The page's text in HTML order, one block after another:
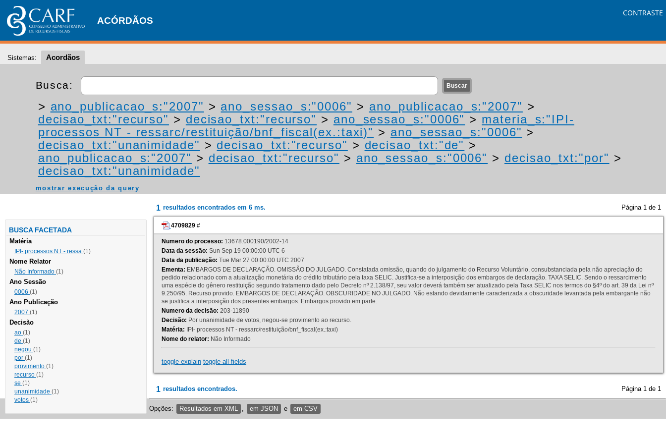
ACÓRDÃOS
CONTRASTE
Sistemas: Acordãos
Busca:
> ano_publicacao_s:"2007" > ano_sessao_s:"0006" > ano_publicacao_s:"2007" >
decisao_txt:"recurso" > decisao_txt:"recurso" > ano_sessao_s:"0006" > materia_s:"IPI-
processos NT - ressarc/restituição/bnf_fiscal(ex.:taxi)" > ano_sessao_s:"0006" >
decisao_txt:"unanimidade" > decisao_txt:"recurso" > decisao_txt:"de" >
ano_publicacao_s:"2007" > decisao_txt:"recurso" > ano_sessao_s:"0006" > decisao_txt:"por" >
decisao_txt:"unanimidade"
mostrar execução da query
BUSCA FACETADA
Matéria
IPI- processos NT - ressa (1)
Nome Relator
Não Informado (1)
Ano Sessão
0006 (1)
Ano Publicação
2007 (1)
Decisão
ao (1)
de (1)
negou (1)
por (1)
provimento (1)
recurso (1)
se (1)
unanimidade (1)
votos (1)
1 resultados encontrados em 6 ms. Página 1 de 1
4709829 #
Numero do processo: 13678.000190/2002-14
Data da sessão: Sun Sep 19 00:00:00 UTC 6
Data da publicação: Tue Mar 27 00:00:00 UTC 2007
Ementa: EMBARGOS DE DECLARAÇÃO. OMISSÃO DO JULGADO. Constatada omissão, quando do julgamento do Recurso Voluntário, consubstanciada pela não apreciação do
pedido relacionado com a atualização monetária do crédito tributário pela taxa SELIC. Justifica-se a interposição dos embargos de declaração. TAXA SELIC. Sendo o ressarcimento
uma espécie do gênero restituição segundo tratamento dado pelo Decreto nº 2.138/97, seu valor deverá também ser atualizado pela Taxa SELIC nos termos do §4º do art. 39 da Lei nº
9.250/95. Recurso provido. EMBARGOS DE DECLARAÇÃO. OBSCURIDADE NO JULGADO. Não estando devidamente caracterizada a obscuridade levantada pela embargante não
se justifica a interposição dos presentes embargos. Embargos provido em parte.
Numero da decisão: 203-11890
Decisão: Por unanimidade de votos, negou-se provimento ao recurso.
Matéria: IPI- processos NT - ressarc/restituição/bnf_fiscal(ex.:taxi)
Nome do relator: Não Informado
toggle explain toggle all fields
1 resultados encontrados. Página 1 de 1
Opções: Resultados em XML em JSON e em CSV